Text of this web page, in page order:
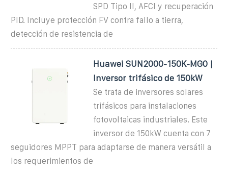
SPD Tipo II, AFCI y recuperación
PID. Incluye protección FV contra fallo a tierra,
detección de resistencia de
Huawei SUN2000-150K-MG0 |
Inversor trifásico de 150kW
Se trata de inversores solares
trifásicos para instalaciones
fotovoltaicas industriales. Este
inversor de 150kW cuenta con 7
seguidores MPPT para adaptarse de manera versátil a
los requerimientos de